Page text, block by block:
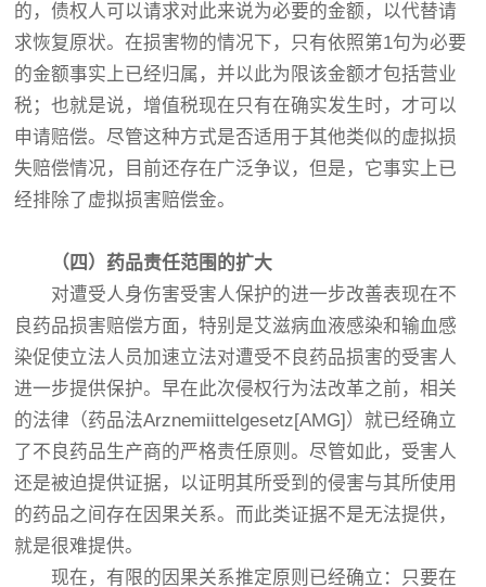
的，债权人可以请求对此来说为必要的金额，以代替请
求恢复原状。在损害物的情况下，只有依照第1句为必要
的金额事实上已经归属，并以此为限该金额才包括营业
税；也就是说，增值税现在只有在确实发生时，才可以
申请赔偿。尽管这种方式是否适用于其他类似的虚拟损
失赔偿情况，目前还存在广泛争议，但是，它事实上已
经排除了虚拟损害赔偿金。
（四 ） 药品责任范围的扩大
对遭受人身伤害受害人保护的进一步改善表现在不
良药品损害赔偿方面，特别是艾滋病血液感染和输血感
染促使立法人员加速立法对遭受不良药品损害的受害人
进一步提供保护。早在此次侵权行为法改革之前，相关
的法律（药品法Arznemiittelgesetz[AMG]）就已经确立
了不良药品生产商的严格责任原则。尽管如此，受害人
还是被迫提供证据，以证明其所受到的侵害与其所使用
的药品之间存在因果关系。而此类证据不是无法提供，
就是很难提供。
现在，有限的因果关系推定原则已经确立：只要在